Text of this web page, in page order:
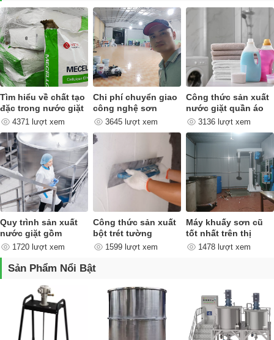
Tìm hiểu về chất tạo
đặc trong nước giặt
4371 lượt xem
Chi phí chuyển giao
công nghệ sơn
3645 lượt xem
Công thức sản xuất
nước giặt quần áo
quan trọng như thế
3136 lượt xem
Quy trình sản xuất
nước giặt gồm
những công đoạn
1720 lượt xem
Công thức sản xuất
bột trét tường
1599 lượt xem
Máy khuấy sơn cũ
tốt nhất trên thị
trường
1478 lượt xem
Sản Phẩm Nổi Bật